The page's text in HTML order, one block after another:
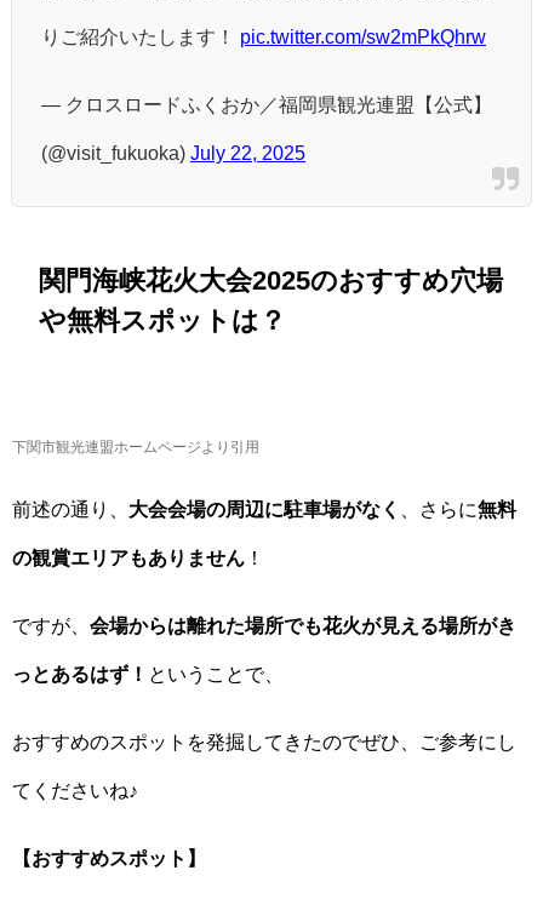
りご紹介いたします！ pic.twitter.com/sw2mPkQhrw
— クロスロードふくおか／福岡県観光連盟【公式】
(@visit_fukuoka) July 22, 2025
関門海峡花火大会2025のおすすめ穴場
や無料スポットは？
下関市観光連盟ホームページより引用
前述の通り、 大会会場の周辺に駐車場がなく 、さらに無料
の観賞エリアもありません ！
ですが、 会場からは離れた場所でも花火が見える場所がき
っとあるはず！ ということで、
おすすめのスポットを発掘してきたのでぜひ、ご参考にし
てくださいね♪
【おすすめスポット】